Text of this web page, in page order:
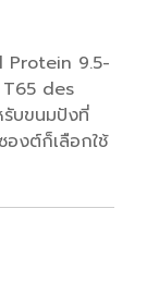
Protein 9.5-
T65 des
รับขนมปังที่
งต์ก็เลือกใช้